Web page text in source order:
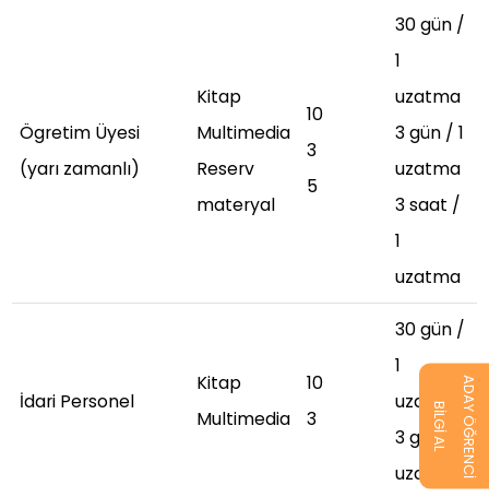
Ögretim Üyesi
(yarı zamanlı)
Kitap
Multimedia
Reserv
materyal
10
3
5
30 gün /
1
uzatma
3 gün / 1
uzatma
3 saat /
1
uzatma
İdari Personel
Kitap
Multimedia
10
3
30 gün /
1
uzatma
3 gün/1
uzatma
BİLGİ AL ADAY ÖĞRENCİ